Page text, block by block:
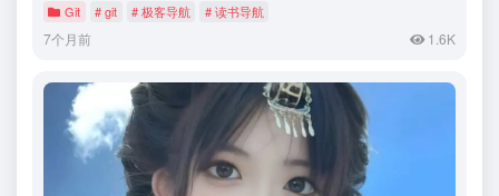
Git # git # 极客导航 # 读书导航
7个月前 1.6K